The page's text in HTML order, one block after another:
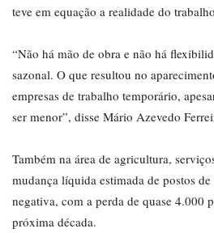
teve em equação a realidade do
“Não há mão de obra e não há
sazonal. O que resultou no
empresas de trabalho temporário,
ser menor”, disse Mário Azevedo
Também na área de agricultura,
mudança líquida estimada de postos
negativa, com a perda de quase 4.000
próxima década.